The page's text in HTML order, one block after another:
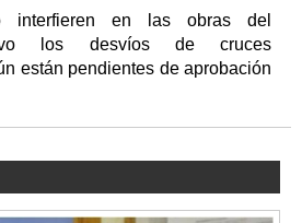
interfieren en las obras del
los desvíos de cruces
están pendientes de aprobación